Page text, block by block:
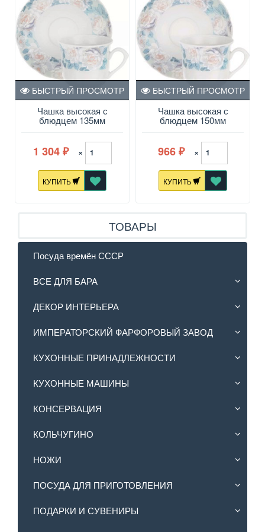
Чашка высокая с
блюдцем 135мм
"Голубая роза" Отводка
платина Rose
БЫСТРЫЙ ПРОСМОТР
1 304 ₽ ×
КУПИТЬ
Чашка высокая с
блюдцем 150мм
"Голубая роза" Отводка
платина Rose
БЫСТРЫЙ ПРОСМОТР
966 ₽ ×
КУПИТЬ
ТОВАРЫ
Посуда времён СССР
ВСЕ ДЛЯ БАРА
ДЕКОР ИНТЕРЬЕРА
ИМПЕРАТОРСКИЙ ФАРФОРОВЫЙ ЗАВОД
КУХОННЫЕ ПРИНАДЛЕЖНОСТИ
КУХОННЫЕ МАШИНЫ
КОНСЕРВАЦИЯ
КОЛЬЧУГИНО
НОЖИ
ПОСУДА ДЛЯ ПРИГОТОВЛЕНИЯ
ПОДАРКИ И СУВЕНИРЫ